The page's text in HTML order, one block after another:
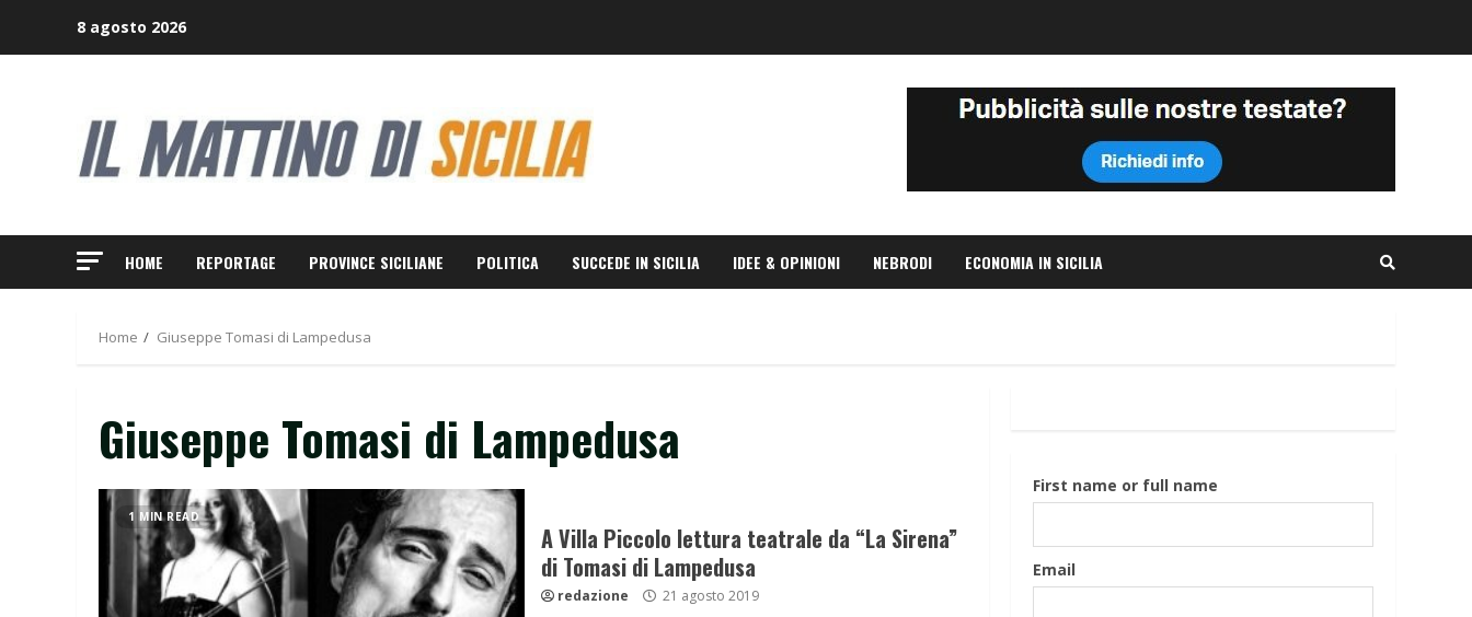
8 agosto 2026
HOME REPORTAGE PROVINCE SICILIANE POLITICA SUCCEDE IN SICILIA IDEE & OPINIONI NEBRODI ECONOMIA IN SICILIA
Home Giuseppe Tomasi di Lampedusa
Giuseppe Tomasi di Lampedusa
1 MIN READ
A Villa Piccolo lettura teatrale da “La Sirena”
di Tomasi di Lampedusa
redazione 21 agosto 2019
First name or full name
Email